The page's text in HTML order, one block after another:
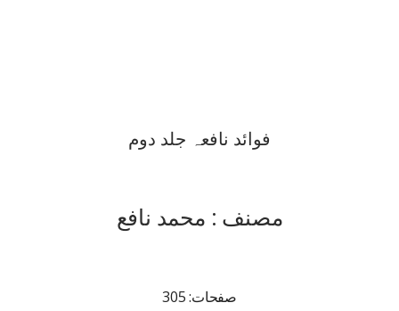
فوائد نافعہ جلد دوم
مصنف : محمد نافع
صفحات: 305